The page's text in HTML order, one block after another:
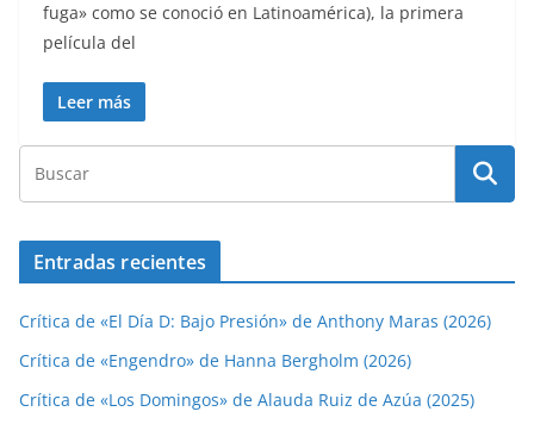
fuga» como se conoció en Latinoamérica), la primera
película del
Leer más
Entradas recientes
Crítica de «El Día D: Bajo Presión» de Anthony Maras (2026)
Crítica de «Engendro» de Hanna Bergholm (2026)
Crítica de «Los Domingos» de Alauda Ruiz de Azúa (2025)